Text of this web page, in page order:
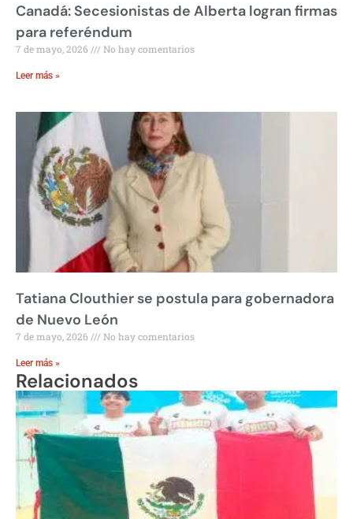
Canadá: Secesionistas de Alberta logran firmas
para referéndum
7 de mayo, 2026 No hay comentarios
Leer más »
Tatiana Clouthier se postula para gobernadora
de Nuevo León
7 de mayo, 2026 No hay comentarios
Leer más »
Relacionados